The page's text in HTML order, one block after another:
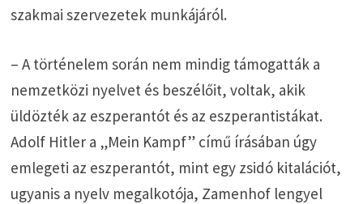
szakmai szervezetek munkájáról.
– A történelem során nem mindig támogatták a
nemzetközi nyelvet és beszélőit, voltak, akik
üldözték az eszperantót és az eszperantistákat.
Adolf Hitler a „Mein Kampf” című írásában úgy
emlegeti az eszperantót, mint egy zsidó kitalációt,
ugyanis a nyelv megalkotója, Zamenhof lengyel